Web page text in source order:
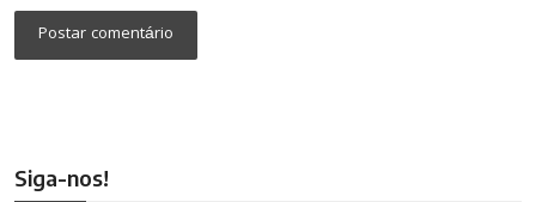
Postar comentário
Siga-nos!